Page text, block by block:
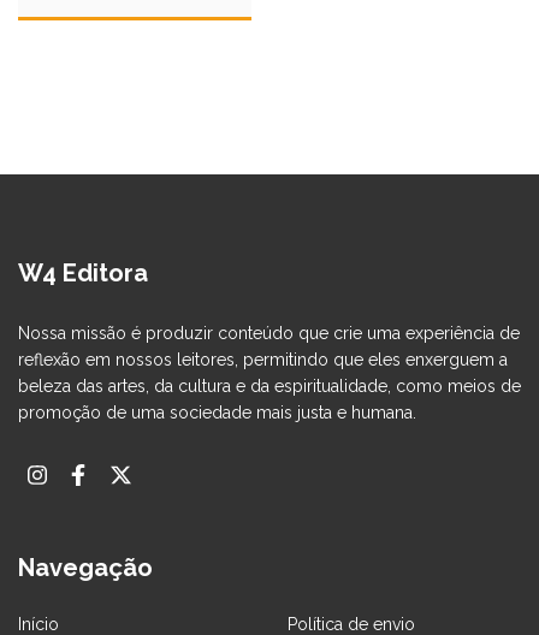
W4 Editora
Nossa missão é produzir conteúdo que crie uma experiência de
reflexão em nossos leitores, permitindo que eles enxerguem a
beleza das artes, da cultura e da espiritualidade, como meios de
promoção de uma sociedade mais justa e humana.
Navegação
Início Política de envio